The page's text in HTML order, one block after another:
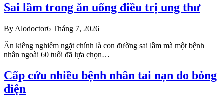
Sai lầm trong ăn uống điều trị ung thư
By Alodoctor6 Tháng 7, 2026
Ăn kiêng nghiêm ngặt chính là con đường sai lầm mà một bệnh
nhân ngoài 60 tuổi đã lựa chọn…
Cấp cứu nhiều bệnh nhân tai nạn do bỏng
điện